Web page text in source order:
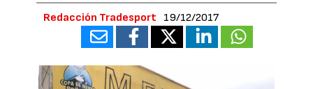
Redacción Tradesport 19/12/2017